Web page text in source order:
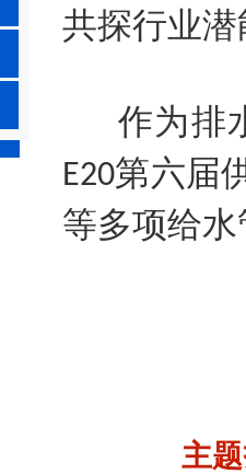
共探行业潜
作为排
E20第六届
等多项给
主